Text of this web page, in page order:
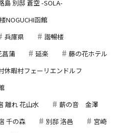
島 別邸 蒼空 -SOLA-
NOGUCHI函館
兵庫県
諧暢楼
菖蒲
延楽
藤の花ホテル
休暇村フェーリエンドルフ
離れ 花山水
薪の音 金澤
千の森 別邸 洛邑
宮崎